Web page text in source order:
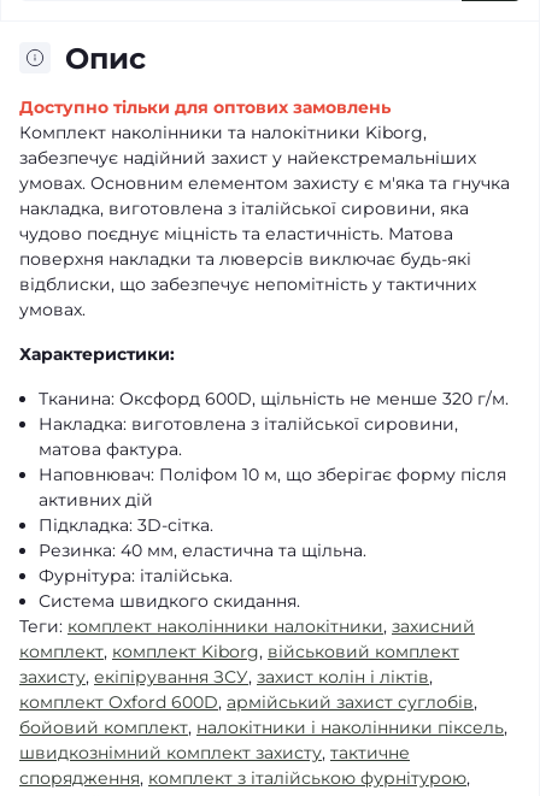
Опис
Доступно тільки для оптових замовлень
Комплект наколінники та налокітники Kiborg,
забезпечує надійний захист у найекстремальніших
умовах. Основним елементом захисту є м'яка та гнучка
накладка, виготовлена з італійської сировини, яка
чудово поєднує міцність та еластичність. Матова
поверхня накладки та люверсів виключає будь-які
відблиски, що забезпечує непомітність у тактичних
умовах.
Характеристики:
Тканина: Оксфорд 600D, щільність не менше 320 г/м.
Накладка: виготовлена з італійської сировини,
матова фактура.
Наповнювач: Поліфом 10 м, що зберігає форму після
активних дій
Підкладка: 3D-сітка.
Резинка: 40 мм, еластична та щільна.
Фурнітура: італійська.
Система швидкого скидання.
Теги: комплект наколінники налокітники, захисний
комплект, комплект Kiborg, військовий комплект
захисту, екіпірування ЗСУ, захист колін і ліктів,
комплект Oxford 600D, армійський захист суглобів,
бойовий комплект, налокітники і наколінники піксель,
швидкознімний комплект захисту, тактичне
спорядження, комплект з італійською фурнітурою,